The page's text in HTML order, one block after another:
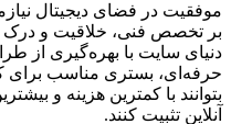
موفقیت در فضای دیجیتال
بر تخصص فنی، خلاقیت و درک
دنیای سایت با بهره‌گیری از
حرفه‌ای، بستری مناسب برای
بتوانند با کمترین هزینه و
آنلاین تثبیت کنند.